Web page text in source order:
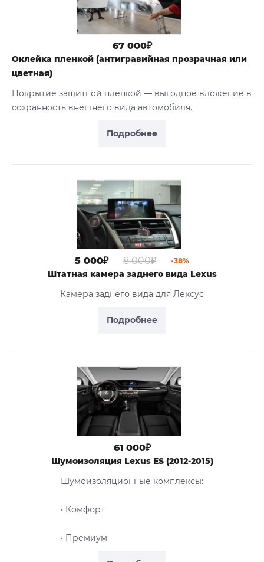
Подробнее
67 000₽
Оклейка пленкой (антигравийная прозрачная или
цветная)
Покрытие защитной пленкой — выгодное вложение в
сохранность внешнего вида автомобиля.
Подробнее
5 000₽ 8 000₽ -38%
Штатная камера заднего вида Lexus
Камера заднего вида для Лексус
61 000₽
Шумоизоляция Lexus ES (2012-2015)
Шумоизоляционные комплексы:
• Комфорт
• Премиум